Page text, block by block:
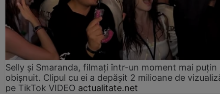
Selly și Smaranda, filmați într-un moment mai puțin
obișnuit. Clipul cu ei a depășit 2 milioane de
pe TikTok VIDEO actualitate.net